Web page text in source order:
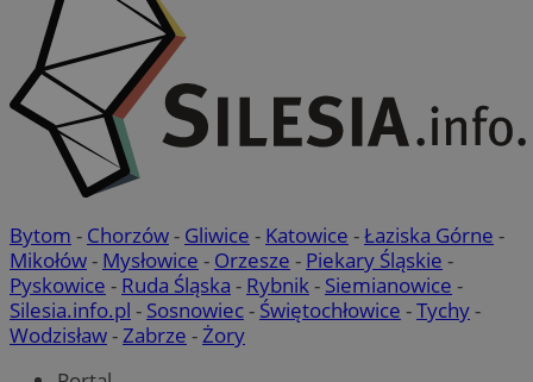
Bytom - Chorzów- Gliwice - Katowice -Łaziska Górne -
Mikołów- Mysłowice - Orzesze - Piekary Śląskie -
Pyskowice - Ruda Śląska - Rybnik- Siemianowice -
Silesia.info.pl - Sosnowiec- Świętochłowice -Tychy-
Wodzisław-Zabrze -Żory